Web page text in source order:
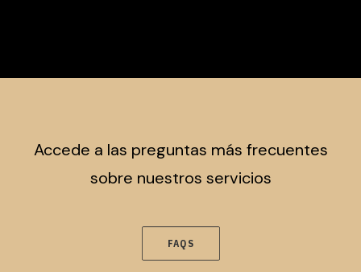
Accede a las preguntas más frecuentes
sobre nuestros servicios
FAQS